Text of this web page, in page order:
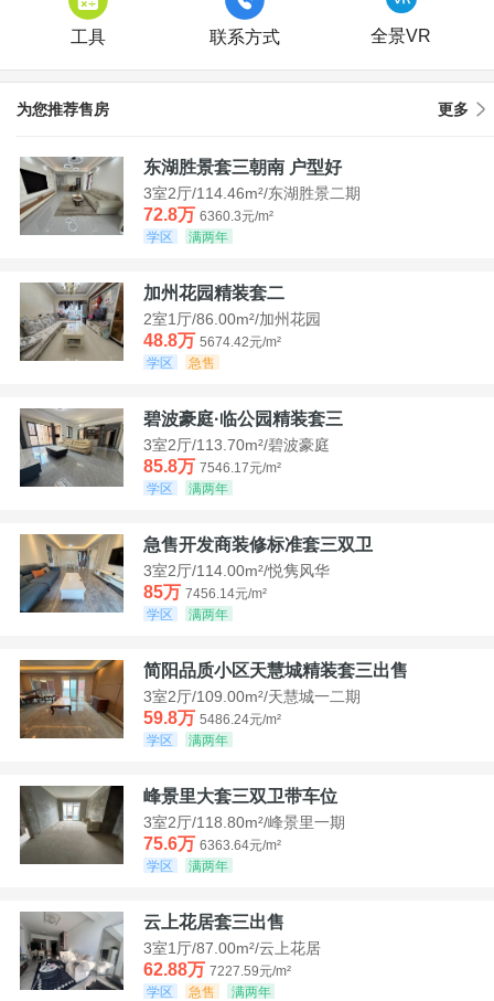
工具 联系方式 全景VR
为您推荐售房 更多
东湖胜景套三朝南 户型好
3室2厅/114.46m²/东湖胜景二期
72.8万 6360.3元/m²
学区
满两年
加州花园精装套二
2室1厅/86.00m²/加州花园
48.8万 5674.42元/m²
学区
急售
碧波豪庭·临公园精装套三
3室2厅/113.70m²/碧波豪庭
85.8万 7546.17元/m²
学区
满两年
急售开发商装修标准套三双卫
3室2厅/114.00m²/悦隽风华
85万 7456.14元/m²
学区
满两年
简阳品质小区天慧城精装套三出售
3室2厅/109.00m²/天慧城一二期
59.8万 5486.24元/m²
学区
满两年
峰景里大套三双卫带车位
3室2厅/118.80m²/峰景里一期
75.6万 6363.64元/m²
学区
满两年
云上花居套三出售
3室1厅/87.00m²/云上花居
62.88万 7227.59元/m²
学区
急售 满两年